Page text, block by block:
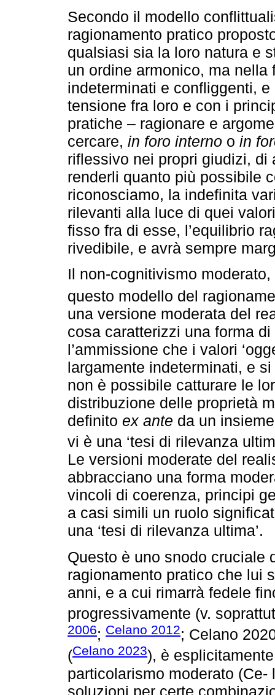
Secondo il modello
ragionamento pratico
qualsiasi sia la loro natura e
un ordine armonico, ma
indeterminati e confliggenti,
tensione fra loro e con i
pratiche – ragionare e
cercare, in foro interno o in
riflessivo nei propri giudizi,
renderli quanto più possibile
riconosciamo, la indefinita
rilevanti alla luce di quei
fisso fra di esse, l’equilibrio
rivedibile, e avrà sempre
Il non-cognitivismo
questo modello del
una versione moderata del
cosa caratterizzi una forma
l’ammissione che i valori
largamente indeterminati, e
non è possibile catturare le
distribuzione delle proprietà
definito ex ante da un
vi è una ‘tesi di rilevanza
Le versioni moderate del
abbracciano una forma
vincoli di coerenza, principi
a casi simili un ruolo
una ‘tesi di rilevanza ultima’.
Questo è uno snodo cruciale
ragionamento pratico che lui
anni, e a cui rimarrà fedele
progressivamente (v.
2006; Celano 2012; Celano
(Celano 2023), è
particolarismo moderato
soluzioni per certe